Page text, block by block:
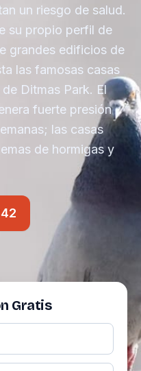
un riesgo de salud.
su propio perfil de
grandes edificios de
las famosas casas
Ditmas Park. El
fuerte presión
las casas
de hormigas y
Gratis